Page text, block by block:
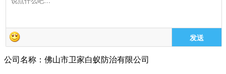
发送
公司名称：佛山市卫家白蚁防治有限公司